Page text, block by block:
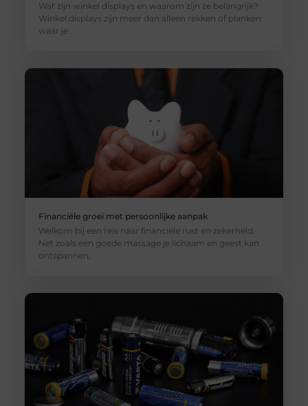
Wat zijn winkel displays en waarom zijn ze belangrijk?
Winkel displays zijn meer dan alleen rekken of planken
waar je
Financiële groei met persoonlijke aanpak
Welkom bij een reis naar financiële rust en zekerheid.
Net zoals een goede massage je lichaam en geest kan
ontspannen,